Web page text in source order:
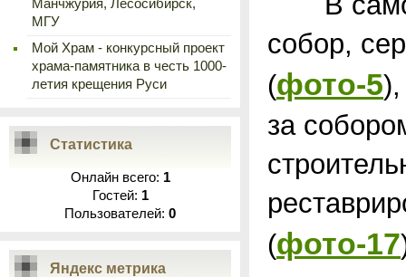
Манчжурия, Лесосибирск,
МГУ
Мой Храм - конкурсный проект
храма-памятника в честь 1000-
летия крещения Руси
Статистика
Онлайн всего: 1
Гостей: 1
Пользователей: 0
Яндекс метрика
собор,
(фото-5),
за
(фото-17